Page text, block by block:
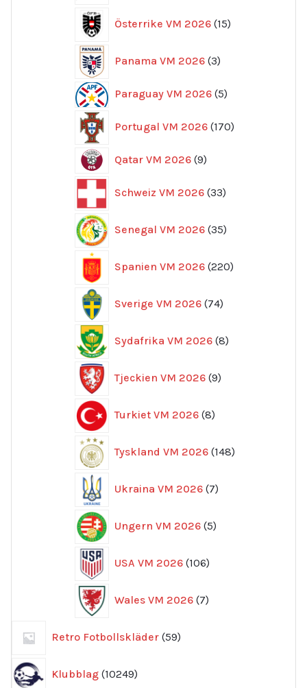
Österrike VM 2026 15
produkter
Panama VM 2026 3
produkter
Paraguay VM 2026 55
Portugal VM 2026 170
produkter
Qatar VM 2026 99
Schweiz VM 2026 33
produkter
Senegal VM 2026 35
produkter
Spanien VM 2026 220
produkter
Sverige VM 2026 74
produkter
Sydafrika VM 2026 8
produkter
Tjeckien VM 2026 9
produkter
Turkiet VM 2026 8
produkter
Tyskland VM 2026 148
produkter
Ukraina VM 2026 7
produkter
Ungern VM 2026 5
produkter
USA VM 2026 106
produkter
Wales VM 2026 7
produkter
Retro Fotbollskläder 59
produkter
Klubblag 10249
produkter